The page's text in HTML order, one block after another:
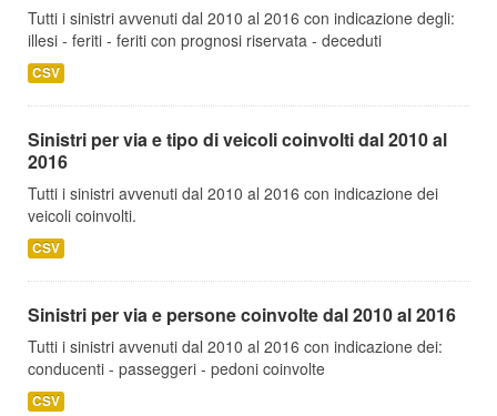
Tutti i sinistri avvenuti dal 2010 al 2016 con indicazione degli:
illesi - feriti - feriti con prognosi riservata - deceduti
CSV
Sinistri per via e tipo di veicoli coinvolti dal 2010 al
2016
Tutti i sinistri avvenuti dal 2010 al 2016 con indicazione dei
veicoli coinvolti.
CSV
Sinistri per via e persone coinvolte dal 2010 al 2016
Tutti i sinistri avvenuti dal 2010 al 2016 con indicazione dei:
conducenti - passeggeri - pedoni coinvolte
CSV